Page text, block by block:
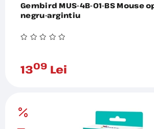
Gembird MUS-4B-01-BS Mouse
negru-argintiu
1309 Lei